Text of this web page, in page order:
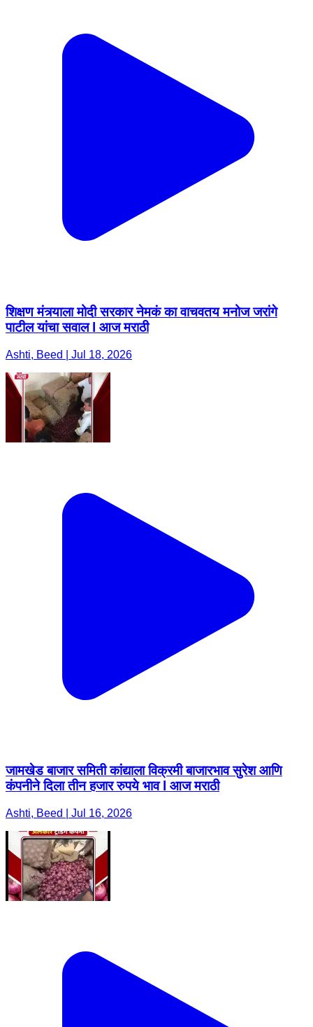
शिक्षण मंत्र्याला मोदी सरकार नेमकं का वाचवतय मनोज जरांगे
पाटील यांचा सवाल l आज मराठी
Ashti, Beed | Jul 18, 2026
जामखेड बाजार समिती कांद्याला विक्रमी बाजारभाव सुरेश आणि
कंपनीने दिला तीन हजार रुपये भाव l आज मराठी
Ashti, Beed | Jul 16, 2026